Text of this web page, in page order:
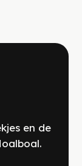
en de